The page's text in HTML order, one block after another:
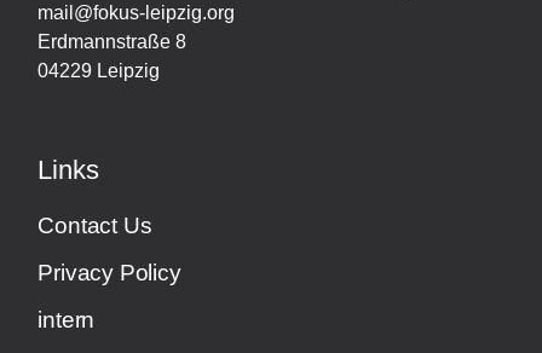
mail@fokus-leipzig.org
Erdmannstraße 8
04229 Leipzig
Links
Contact Us
Privacy Policy
intern